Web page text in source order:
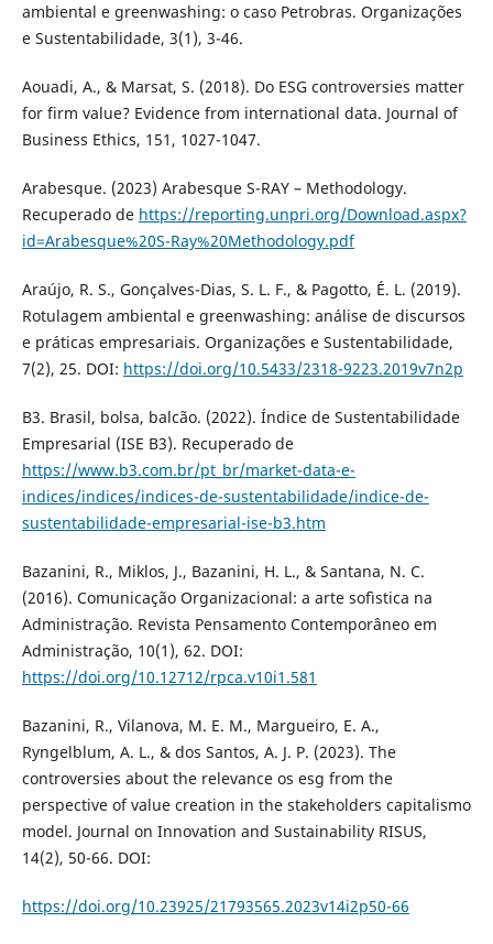
ambiental e greenwashing: o caso Petrobras. Organizações
e Sustentabilidade, 3(1), 3-46.
Aouadi, A., & Marsat, S. (2018). Do ESG controversies matter
for firm value? Evidence from international data. Journal of
Business Ethics, 151, 1027-1047.
Arabesque. (2023) Arabesque S-RAY – Methodology.
Recuperado de https://reporting.unpri.org/Download.aspx?
id=Arabesque%20S-Ray%20Methodology.pdf
Araújo, R. S., Gonçalves-Dias, S. L. F., & Pagotto, É. L. (2019).
Rotulagem ambiental e greenwashing: análise de discursos
e práticas empresariais. Organizações e Sustentabilidade,
7(2), 25. DOI: https://doi.org/10.5433/2318-9223.2019v7n2p
B3. Brasil, bolsa, balcão. (2022). Índice de Sustentabilidade
Empresarial (ISE B3). Recuperado de
https://www.b3.com.br/pt_br/market-data-e-
indices/indices/indices-de-sustentabilidade/indice-de-
sustentabilidade-empresarial-ise-b3.htm
Bazanini, R., Miklos, J., Bazanini, H. L., & Santana, N. C.
(2016). Comunicação Organizacional: a arte sofìstica na
Administração. Revista Pensamento Contemporâneo em
Administração, 10(1), 62. DOI:
https://doi.org/10.12712/rpca.v10i1.581
Bazanini, R., Vilanova, M. E. M., Margueiro, E. A.,
Ryngelblum, A. L., & dos Santos, A. J. P. (2023). The
controversies about the relevance os esg from the
perspective of value creation in the stakeholders capitalismo
model. Journal on Innovation and Sustainability RISUS,
14(2), 50-66. DOI:
https://doi.org/10.23925/21793565.2023v14i2p50-66